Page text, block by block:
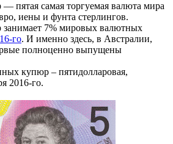
пятая самая торгуемая валюта мира
иены и фунта стерлингов.
занимает 7% мировых валютных
го. И именно здесь, в Австралии,
полноценно выпущены
купюр – пятидолларовая,
2016-го.